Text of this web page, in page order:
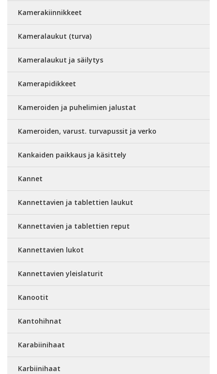
Kamerakiinnikkeet
Kameralaukut (turva)
Kameralaukut ja säilytys
Kamerapidikkeet
Kameroiden ja puhelimien jalustat
Kameroiden, varust. turvapussit ja verko
Kankaiden paikkaus ja käsittely
Kannet
Kannettavien ja tablettien laukut
Kannettavien ja tablettien reput
Kannettavien lukot
Kannettavien yleislaturit
Kanootit
Kantohihnat
Karabiinihaat
Karbiinihaat